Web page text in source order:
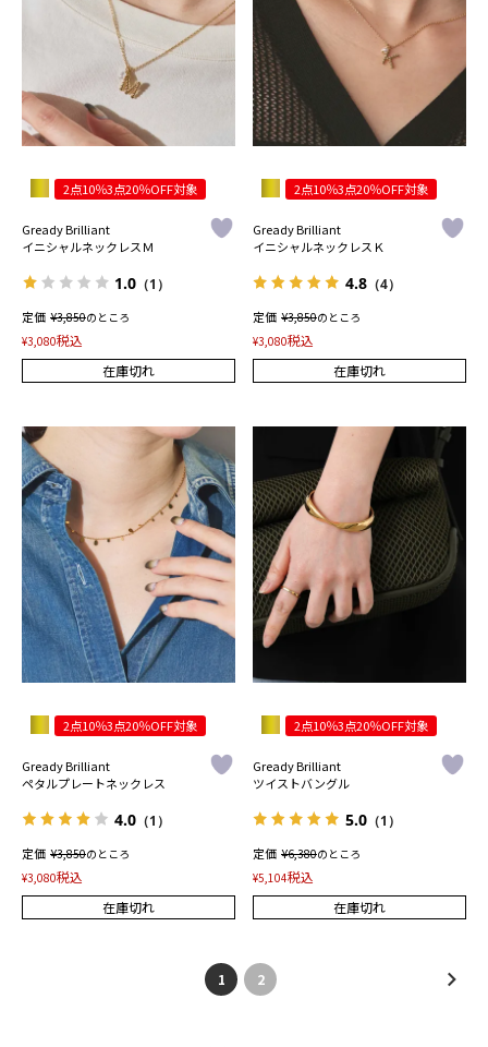
2点10％3点20％OFF対象
Gready Brilliant
イニシャルネックレスＭ
1.0 （1）
定価 ¥3,850のところ
¥3,080税込
在庫切れ
2点10％3点20％OFF対象
Gready Brilliant
イニシャルネックレスＫ
4.8 （4）
定価 ¥3,850のところ
¥3,080税込
在庫切れ
2点10％3点20％OFF対象
Gready Brilliant
ペタルプレートネックレス
4.0 （1）
定価 ¥3,850のところ
¥3,080税込
在庫切れ
2点10％3点20％OFF対象
Gready Brilliant
ツイストバングル
5.0 （1）
定価 ¥6,380のところ
¥5,104税込
在庫切れ
1 2